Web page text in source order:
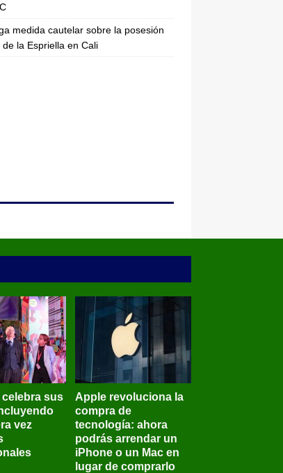
medida cautelar sobre la posesión
la Espriella en Cali
celebra sus
vez
Apple revoluciona la
compra de
tecnología: ahora
podrás arrendar un
iPhone o un Mac en
lugar de comprarlo